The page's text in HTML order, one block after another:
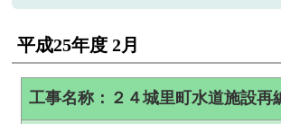
平成25年度 2月
工事名称：２４城里町水道施設